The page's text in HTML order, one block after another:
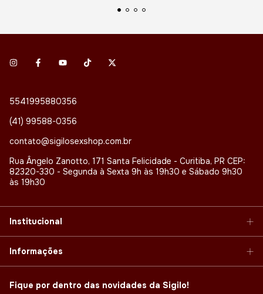
5541995880356
(41) 99588-0356
contato@sigilosexshop.com.br
Rua Ângelo Zanotto, 171 Santa Felicidade - Curitiba, PR CEP:
82320-330 - Segunda à Sexta 9h às 19h30 e Sábado 9h30
às 19h30
Institucional
Informações
Fique por dentro das novidades da Sigilo!